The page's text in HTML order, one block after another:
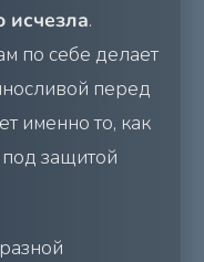
.
по себе делает
перед
именно то, как
защитой